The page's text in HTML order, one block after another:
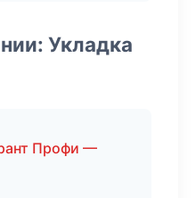
Укладка
Профи —